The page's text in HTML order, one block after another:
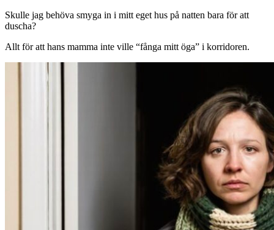
Skulle jag behöva smyga in i mitt eget hus på natten bara för att
duscha?
Allt för att hans mamma inte ville “fånga mitt öga” i korridoren.